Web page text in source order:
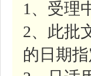
1、受理
2、此批
的日期指